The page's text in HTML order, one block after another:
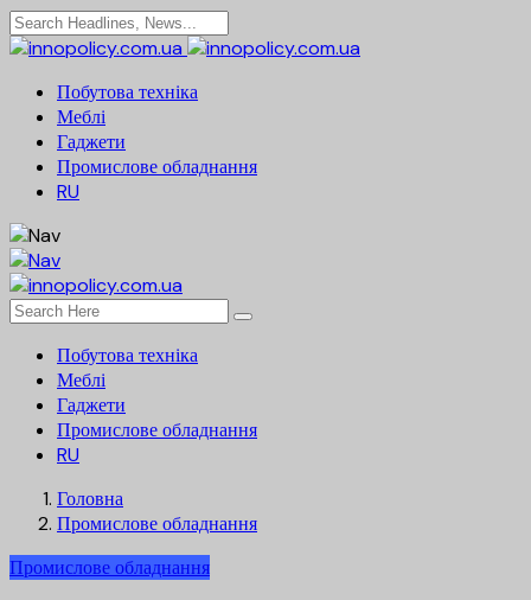
Побутова техніка
Меблі
Гаджети
Промислове обладнання
RU
Побутова техніка
Меблі
Гаджети
Промислове обладнання
RU
Головна
Промислове обладнання
Промислове обладнання